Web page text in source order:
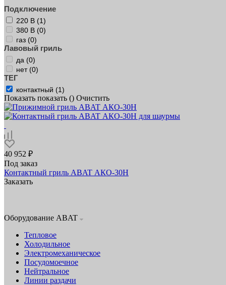
Подключение
220 В (1)
380 В (0)
газ (0)
Лавовый гриль
да (0)
нет (0)
ТЕГ
контактный (1)
Показать показать () Очистить
40 952 ₽
Под заказ
Контактный гриль ABAT АКО‑30Н
Заказать
Оборудование ABAT
Тепловое
Холодильное
Электромеханическое
Посудомоечное
Нейтральное
Линии раздачи